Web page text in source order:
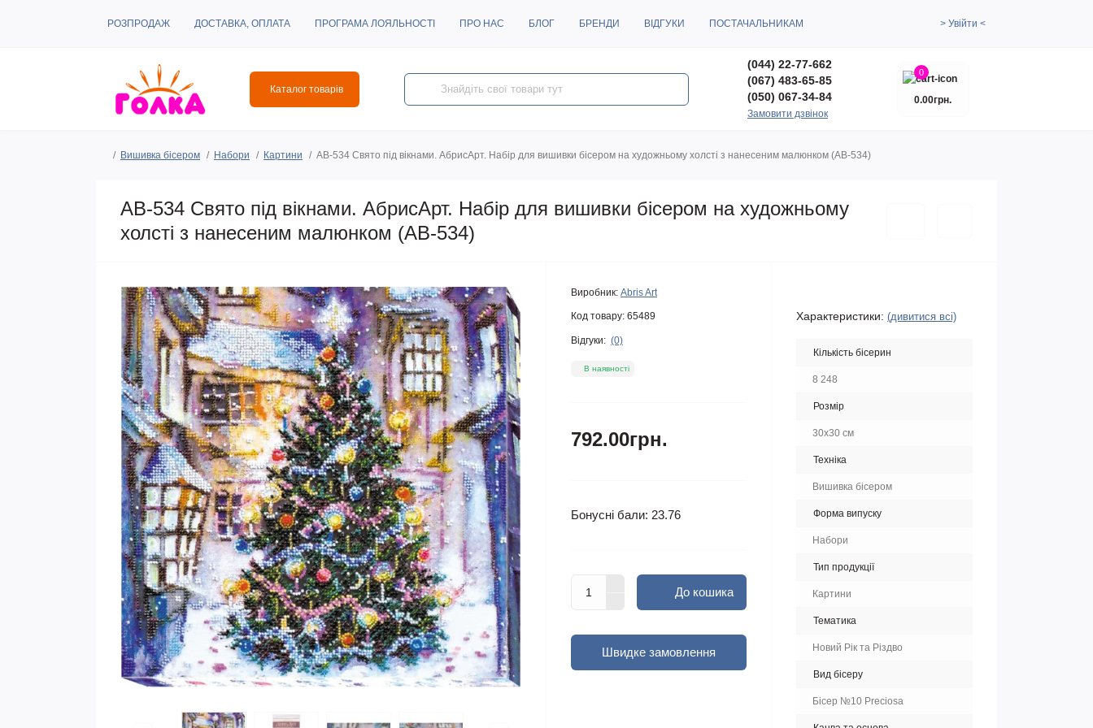
РОЗПРОДАЖ ДОСТАВКА, ОПЛАТА ПРОГРАМА ЛОЯЛЬНОСТІ ПРО НАС БЛОГ БРЕНДИ ВІДГУКИ ПОСТАЧАЛЬНИКАМ > Увійти <
Каталог товарів
(044) 22-77-662
(067) 483-65-85
(050) 067-34-84
Замовити дзвінок
0
0.00грн.
Вишивка бісером Набори Картини AB-534 Свято під вікнами. АбрисАрт. Набір для вишивки бісером на художньому холсті з нанесеним малюнком (АВ-534)
AB-534 Свято під вікнами. АбрисАрт. Набір для вишивки бісером на художньому
холсті з нанесеним малюнком (АВ-534)
Виробник: Abris Art
Код товару: 65489
Відгуки: (0)
В наявності
792.00грн.
Бонусні бали: 23.76
До кошика
Швидке замовлення
Характеристики: (дивитися всі)
Кількість бісерин
8 248
Розмір
30х30 см
Техніка
Вишивка бісером
Форма випуску
Набори
Тип продукції
Картини
Тематика
Новий Рік та Різдво
Вид бісеру
Бісер №10 Preciosa